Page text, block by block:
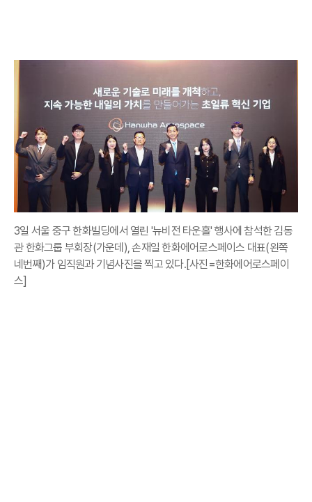
3일 서울 중구 한화빌딩에서 열린 '뉴비전 타운홀' 행사에 참석한 김동
관 한화그룹 부회장(가운데), 손재일 한화에어로스페이스 대표(왼쪽
네번째)가 임직원과 기념사진을 찍고 있다.[사진=한화에어로스페이
스]